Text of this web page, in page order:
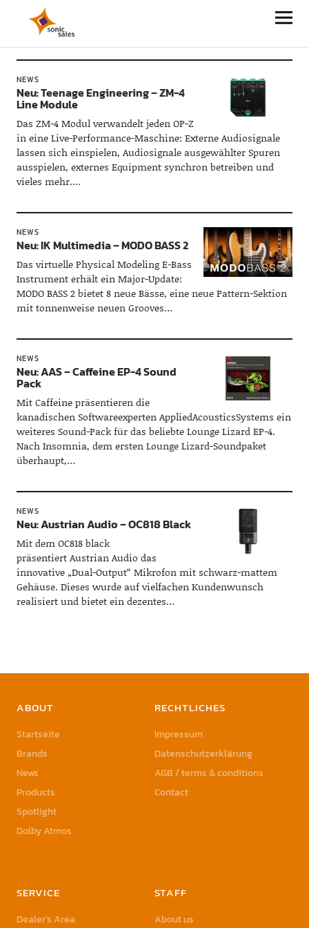
Sonic Sales
NEWS
Neu: Teenage Engineering – ZM-4
Line Module
Das ZM-4 Modul verwandelt jeden OP-Z
in eine Live-Performance-Maschine: Externe Audiosignale
lassen sich einspielen, Audiosignale ausgewählter Spuren
ausspielen, externes Equipment synchron betreiben und
vieles mehr.…
NEWS
Neu: IK Multimedia – MODO BASS 2
Das virtuelle Physical Modeling E-Bass
Instrument erhält ein Major-Update:
MODO BASS 2 bietet 8 neue Bässe, eine neue Pattern-Sektion
mit tonnenweise neuen Grooves…
NEWS
Neu: AAS – Caffeine EP-4 Sound
Pack
Mit Caffeine präsentieren die
kanadischen Softwareexperten AppliedAcousticsSystems ein
weiteres Sound-Pack für das beliebte Lounge Lizard EP-4.
Nach Insomnia, dem ersten Lounge Lizard-Soundpaket
überhaupt,…
NEWS
Neu: Austrian Audio – OC818 Black
Mit dem OC818 black
präsentiert Austrian Audio das
innovative „Dual-Output“ Mikrofon mit schwarz-mattem
Gehäuse. Dieses wurde auf vielfachen Kundenwunsch
realisiert und bietet ein dezentes…
ABOUT
Startseite
Brands
News
Products
Spotlight
Dolby Atmos
RECHTLICHES
Impressum
Datenschutzerklärung
AGB / terms & conditions
Contact
SERVICE
Dealer’s Area
STAFF
About us